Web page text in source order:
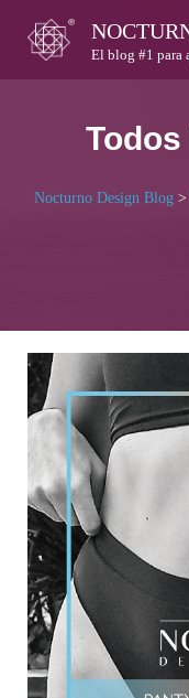
content
El blog #1 para
Nocturno Design Blog >